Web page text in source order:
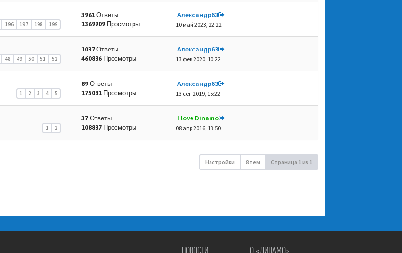
196 197 198 199
3961 Ответы
1369909 Просмотры
Александр63
10 май 2023, 22:22
48 49 50 51 52
1037 Ответы
460886 Просмотры
Александр63
13 фев 2020, 10:22
1 2 3 4 5
89 Ответы
175081 Просмотры
Александр63
13 сен 2019, 15:22
1 2
37 Ответы
108887 Просмотры
I love Dinamo
08 апр 2016, 13:50
Настройки 8 тем Страница 1из 1
НОВОСТИ О «ДИНАМО»